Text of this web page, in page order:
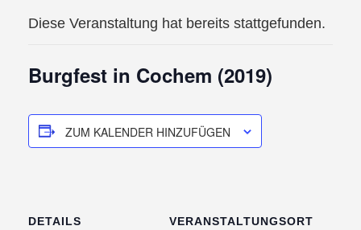
Diese Veranstaltung hat bereits stattgefunden.
Burgfest in Cochem (2019)
ZUM KALENDER HINZUFÜGEN
DETAILS VERANSTALTUNGSORT